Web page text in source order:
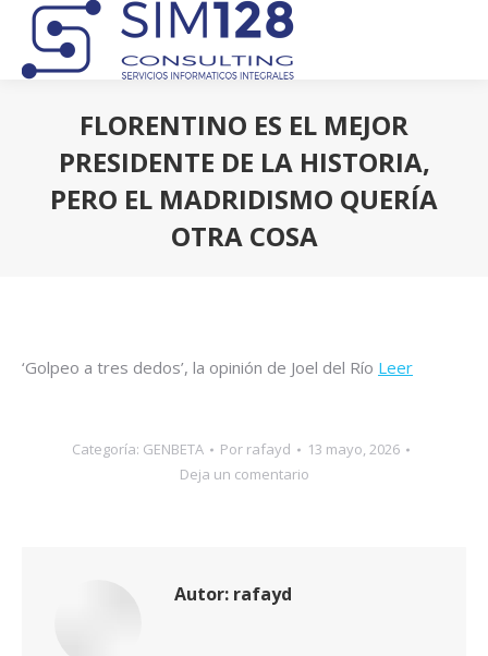
FLORENTINO ES EL MEJOR
PRESIDENTE DE LA HISTORIA,
PERO EL MADRIDISMO QUERÍA
OTRA COSA
‘Golpeo a tres dedos’, la opinión de Joel del Río Leer
Categoría: GENBETA Por rafayd
13 mayo, 2026
Deja un comentario
Autor: rafayd